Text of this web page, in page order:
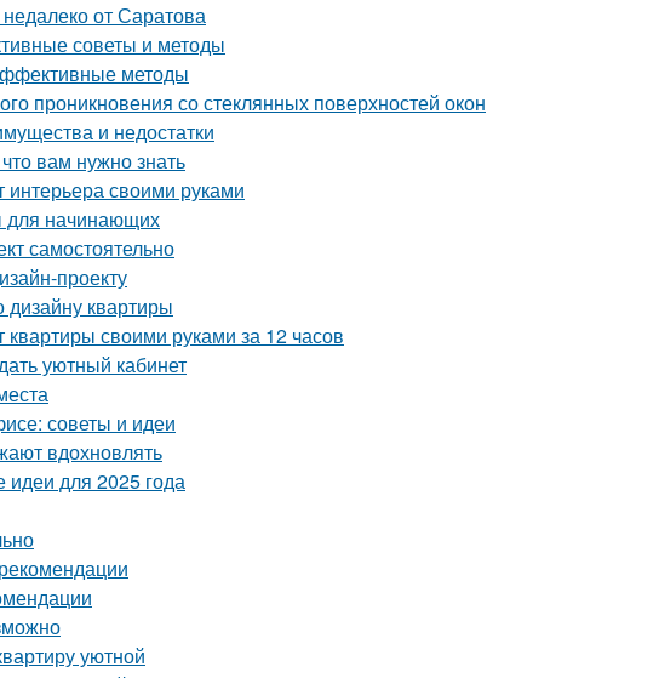
от Саратова
советы и методы
методы
проникновения со стеклянных поверхностей окон
и недостатки
вам нужно знать
интерьера своими руками
для начинающих
самостоятельно
проекту
квартиры
квартиры своими руками за 12 часов
уютный кабинет
советы и идеи
вдохновлять
для 2025 года
уютной